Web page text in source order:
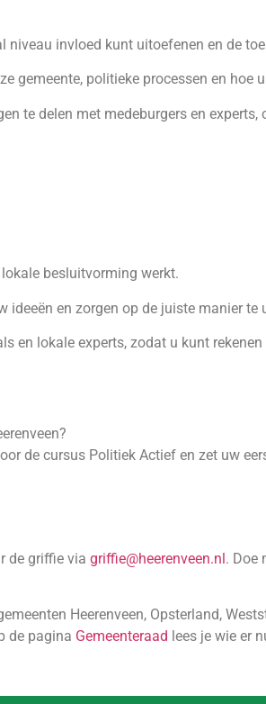
niveau invloed kunt uitoefenen en de
gemeente, politieke processen en
te delen met medeburgers en
besluitvorming werkt.
ideeën en zorgen op de juiste manier te
en lokale experts, zodat u kunt
de cursus Politiek Actief en zet uw
de griffie via griffie@heerenveen.nl. Doe
Heerenveen, Opsterland,
de pagina Gemeenteraad lees je wie er